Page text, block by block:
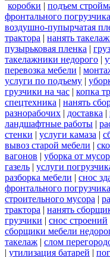
коробки | подъем
фронтального погрузчика
воздушно-пупырчатая
трактора | нанять
пузырьковая пленка |
такелажники недорого |
перевозка мебели |
услуги по подъему |
грузчики на час | копка
спецтехника | нанять
разнорабочих | доставка |
ландшафтные работы |
стенки | услуги камаза |
вывоз старой мебели |
вагонов | уборка от
газель | услуги
разборка мебели | снос
фронтального погрузчика
строительного мусора |
трактора | нанять
грузчики | снос строений
сборщики мебели
такелаж | слом
| утилизация батарей |